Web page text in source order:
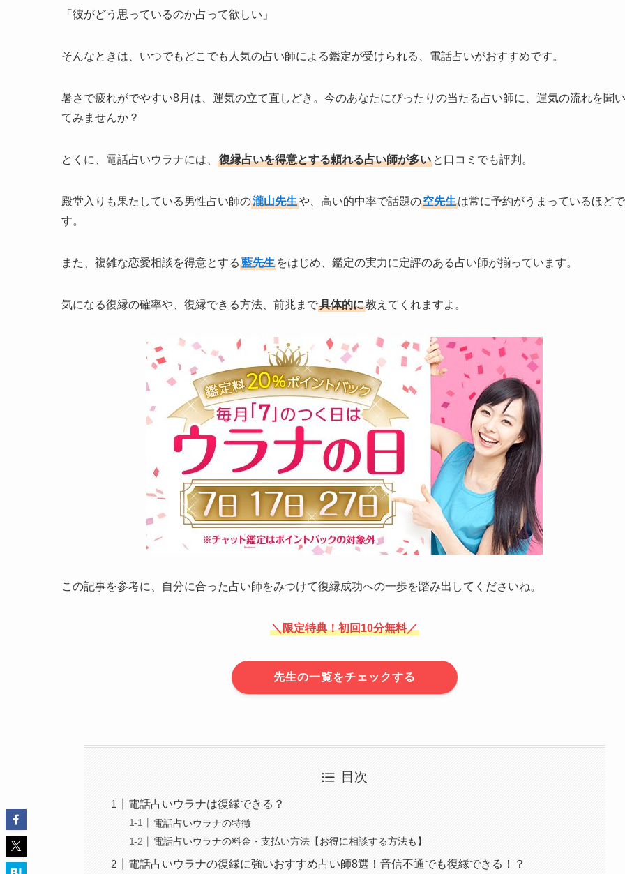
「彼がどう思っているのか占って欲しい」
そんなときは、いつでもどこでも人気の占い師による鑑定が受けられる、電話占いがおすすめです。
暑さで疲れがでやすい8月は、運気の立て直しどき。今のあなたにぴったりの当たる占い師に、運気の流れを聞い
てみませんか？
とくに、電話占いウラナには、 復縁占いを得意とする頼れる占い師が多い と口コミでも評判。
殿堂入りも果たしている男性占い師の瀧山先生や、高い的中率で話題の空先生は常に予約がうまっているほどで
す。
また、複雑な恋愛相談を得意とする 藍先生 をはじめ、鑑定の実力に定評のある占い師が揃っています。
気になる復縁の確率や、復縁できる方法、前兆まで具体的に教えてくれますよ。
この記事を参考に、自分に合った占い師をみつけて復縁成功への一歩を踏み出してくださいね。
＼限定特典！初回10分無料／
先生の一覧をチェックする
目次
電話占いウラナは復縁できる？
電話占いウラナの特徴
電話占いウラナの料金・支払い方法【お得に相談する方法も】
電話占いウラナの復縁に強いおすすめ占い師8選！音信不通でも復縁できる！？